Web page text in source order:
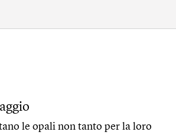
le opali non tanto per la loro